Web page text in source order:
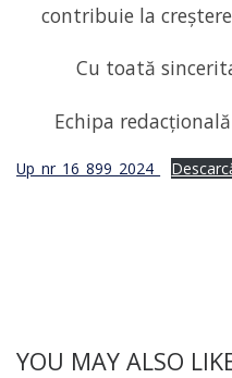
contribuie la
Cu toată
Echipa
Up_nr_16_899_2024_
YOU MAY ALSO